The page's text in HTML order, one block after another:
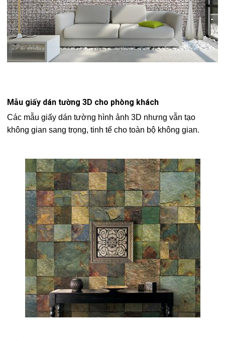
Mẫu giấy dán tường 3D cho phòng khách
Các mẫu giấy dán tường hình ảnh 3D nhưng vẫn tạo
không gian sang trọng, tinh tế cho toàn bộ không gian.